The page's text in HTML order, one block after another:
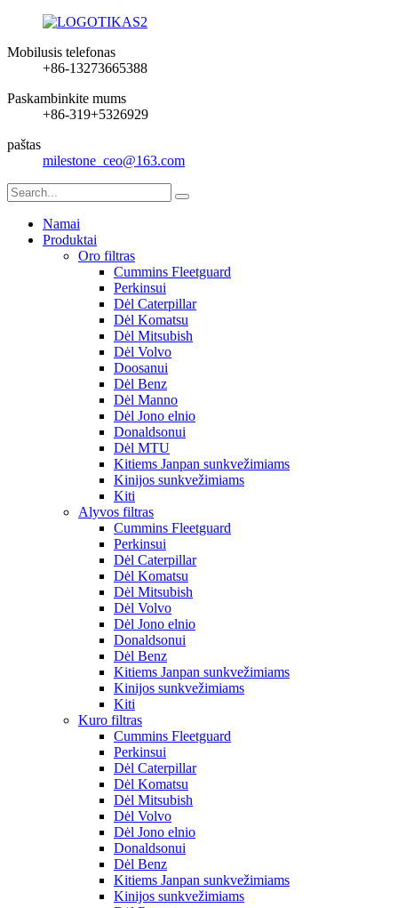
Mobilusis telefonas
+86-13273665388
Paskambinkite mums
+86-319+5326929
paštas
milestone_ceo@163.com
Namai
Produktai
Oro filtras
Cummins Fleetguard
Perkinsui
Dėl Caterpillar
Dėl Komatsu
Dėl Mitsubish
Dėl Volvo
Doosanui
Dėl Benz
Dėl Manno
Dėl Jono elnio
Donaldsonui
Dėl MTU
Kitiems Janpan sunkvežimiams
Kinijos sunkvežimiams
Kiti
Alyvos filtras
Cummins Fleetguard
Perkinsui
Dėl Caterpillar
Dėl Komatsu
Dėl Mitsubish
Dėl Volvo
Dėl Jono elnio
Donaldsonui
Dėl Benz
Kitiems Janpan sunkvežimiams
Kinijos sunkvežimiams
Kiti
Kuro filtras
Cummins Fleetguard
Perkinsui
Dėl Caterpillar
Dėl Komatsu
Dėl Mitsubish
Dėl Volvo
Dėl Jono elnio
Donaldsonui
Dėl Benz
Kitiems Janpan sunkvežimiams
Kinijos sunkvežimiams